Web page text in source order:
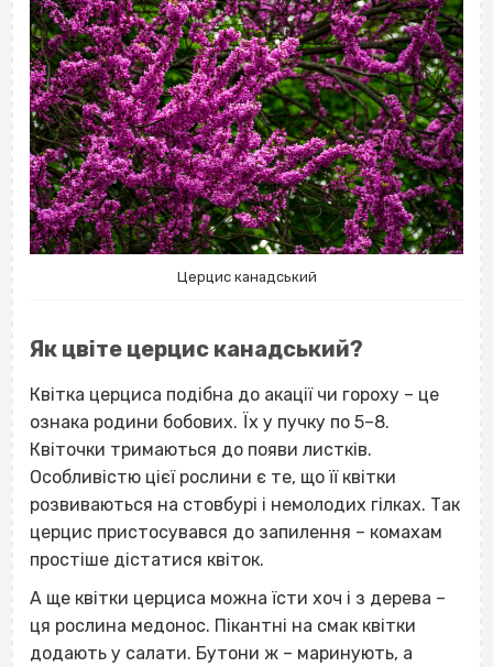
Церцис канадський
Як цвіте церцис канадський?
Квітка церциса подібна до акації чи гороху – це
ознака родини бобових. Їх у пучку по 5–8.
Квіточки тримаються до появи листків.
Особливістю цієї рослини є те, що її квітки
розвиваються на стовбурі і немолодих гілках. Так
церцис пристосувався до запилення – комахам
простіше дістатися квіток.
А ще квітки церциса можна їсти хоч і з дерева –
ця рослина медонос. Пікантні на смак квітки
додають у салати. Бутони ж – маринують, а